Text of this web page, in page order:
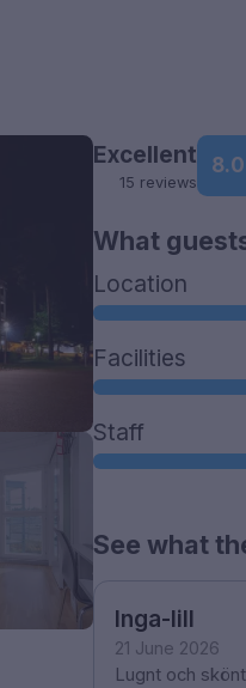
Excellent
15 reviews
8.0
What
Location
Facilities
Staff
See what
Inga-lill
21 June 2026
Lugnt och skönt